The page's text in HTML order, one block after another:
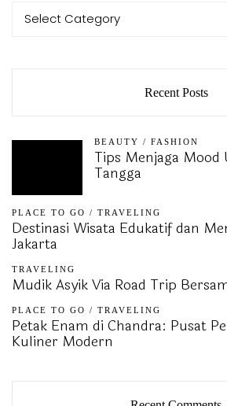
Categories
Select Category
Categories
Recent Posts
BEAUTY / FASHION
Tips Menjaga
Tangga
PLACE TO GO / TRAVELING
Destinasi Wisata Edukatif dan
Jakarta
TRAVELING
Mudik Asyik Via Road Trip
PLACE TO GO / TRAVELING
Petak Enam di Chandra: Pusat
Kuliner Modern